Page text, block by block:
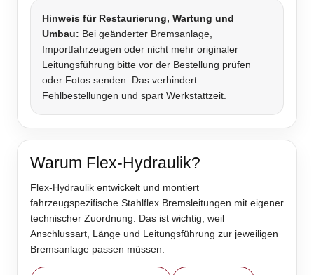
Hinweis für Restaurierung, Wartung und
Umbau: Bei geänderter Bremsanlage,
Importfahrzeugen oder nicht mehr originaler
Leitungsführung bitte vor der Bestellung prüfen
oder Fotos senden. Das verhindert
Fehlbestellungen und spart Werkstattzeit.
Warum Flex-Hydraulik?
Flex-Hydraulik entwickelt und montiert
fahrzeugspezifische Stahlflex Bremsleitungen mit eigener
technischer Zuordnung. Das ist wichtig, weil
Anschlussart, Länge und Leitungsführung zur jeweiligen
Bremsanlage passen müssen.